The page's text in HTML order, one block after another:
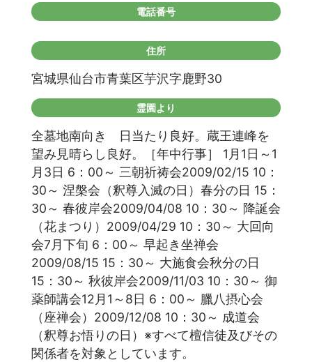
電話番号
住所
宮城県仙台市青葉区芋沢字鹿野30
霊園より
全墓地南向き 日当たり良好。蔵王連峰を
望み見晴らし良好。［年中行事］ 1月1日～1
月3日 6：00～ 三朝祈祷会2009/02/15 10：
30～ 涅槃会（釈尊入滅の日）春分の日 15：
30～ 春彼岸会2009/04/08 10：30～ 降誕会
（花まつり）2009/04/29 10：30～ 大回向
会7月下旬 6：00～ 早起き坐禅会
2009/08/15 15：30～ 大施食会秋分の日
15：30～ 秋彼岸会2009/11/03 10：30～ 御
薬師講会12月1～8日 6：00～ 臘八摂心会
（座禅会）2009/12/08 10：30～ 成道会
（釈尊お悟りの日）※すべて檀信徒及びその
関係者を対象としています。